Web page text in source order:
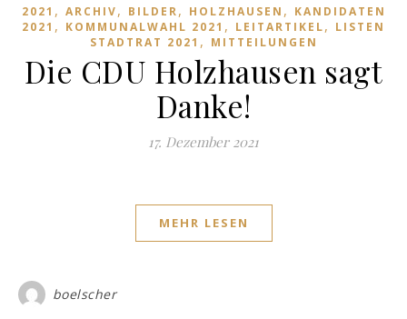
2021 , ARCHIV, BILDER, HOLZHAUSEN , KANDIDATEN
2021 , KOMMUNALWAHL 2021 , LEITARTIKEL, LISTEN
STADTRAT 2021 , MITTEILUNGEN
Die CDU Holzhausen sagt
Danke!
17. Dezember 2021
MEHR LESEN
boelscher